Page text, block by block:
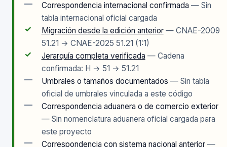
— Correspondencia internacional confirmada — Sin
tabla internacional oficial cargada
✓ Migración desde la edición anterior — CNAE-2009
51.21 → CNAE-2025 51.21 (1:1)
✓ Jerarquía completa verificada — Cadena
confirmada: H → 51 → 51.21
— Umbrales o tamaños documentados — Sin tabla
oficial de umbrales vinculada a este código
—
Correspondencia aduanera o de comercio exterior
— Sin nomenclatura aduanera oficial cargada para
este proyecto
— Correspondencia con sistema nacional anterior —